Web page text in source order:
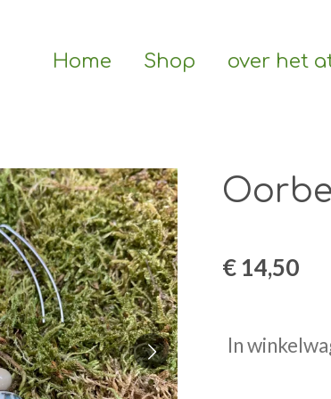
Home Shop over het
€ 14,50
In